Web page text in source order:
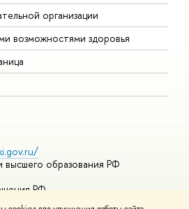
организации
возможностями здоровья
образования РФ
РФ